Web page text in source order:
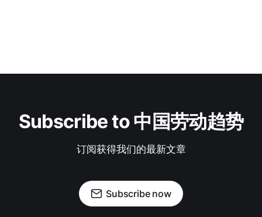
Subscribe to 中国劳动趋势
订阅获得我们的最新文章
Subscribe now